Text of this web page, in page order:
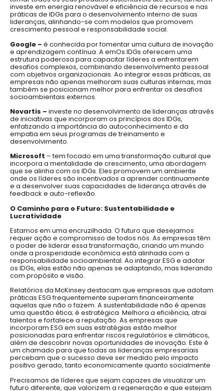
investe em energia renovável e eficiência de recursos e nas
práticas de IDGs para o desenvolvimento interno de suas
lideranças, alinhando-se com modelos que promovem
crescimento pessoal e responsabilidade social.
Google – é conhecida por fomentar uma cultura de inovação
e aprendizagem contínua. A emOs IDGs oferecem uma
estrutura poderosa para capacitar líderes a enfrentarem
desafios complexos, combinando desenvolvimento pessoal
com objetivos organizacionais. Ao integrar essas práticas, as
empresas não apenas melhoram suas culturas internas, mas
também se posicionam melhor para enfrentar os desafios
socioambientais externos.
Novartis – investe no desenvolvimento de lideranças através
de iniciativas que incorporam os princípios dos IDGs,
enfatizando a importância do autoconhecimento e da
empatia em seus programas de treinamento e
desenvolvimento.
Microsoft – tem focado em uma transformação cultural que
incorpora a mentalidade de crescimento, uma abordagem
que se alinha com os IDGs. Eles promovem um ambiente
onde os líderes são incentivados a aprender continuamente
e a desenvolver suas capacidades de liderança através de
feedback e auto-reflexão.
O Caminho para o Futuro: Sustentabilidade e
Lucratividade
Estamos em uma encruzilhada. O futuro que desejamos
requer ação e compromisso de todos nós. As empresas têm
o poder de liderar essa transformação, criando um mundo
onde a prosperidade econômica está alinhada com a
responsabilidade socioambiental. Ao integrar ESG e adotar
os IDGs, elas estão não apenas se adaptando, mas liderando
com propósito e visão.
Relatórios da McKinsey destacam que empresas que adotam
práticas ESG frequentemente superam financeiramente
aquelas que não o fazem. A sustentabilidade não é apenas
uma questão ética; é estratégica. Melhora a eficiência, atrai
talentos e fortalece a reputação. As empresas que
incorporam ESG em suas estratégias estão melhor
posicionadas para enfrentar riscos regulatórios e climáticos,
além de descobrir novas oportunidades de inovação. Este é
um chamado para que todas as lideranças empresariais
percebam que o sucesso deve ser medido pelo impacto
positivo gerado, tanto economicamente quanto socialmente
Precisamos de líderes que sejam capazes de visualizar um
futuro diferente, que valorizem a regeneração e que estejam